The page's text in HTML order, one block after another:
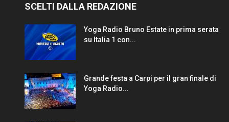
SCELTI DALLA REDAZIONE
Yoga Radio Bruno Estate in prima serata
su Italia 1 con...
Grande festa a Carpi per il gran finale di
Yoga Radio...